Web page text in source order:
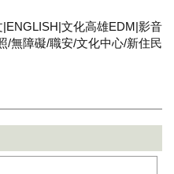
|ENGLISH|文化高雄EDM|影音
/無障礙/職安/文化中心/新住民